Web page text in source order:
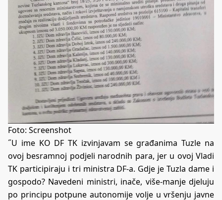
Foto: Screenshot
˝U ime KO DF TK izvinjavam se građanima Tuzle na
ovoj besramnoj podjeli narodnih para, jer u ovoj Vladi
TK participiraju i tri ministra DF-a. Gdje je Tuzla dame i
gospodo? Navedeni ministri, inače, više-manje djeluju
po principu potpune autonomije volje u vršenju javne